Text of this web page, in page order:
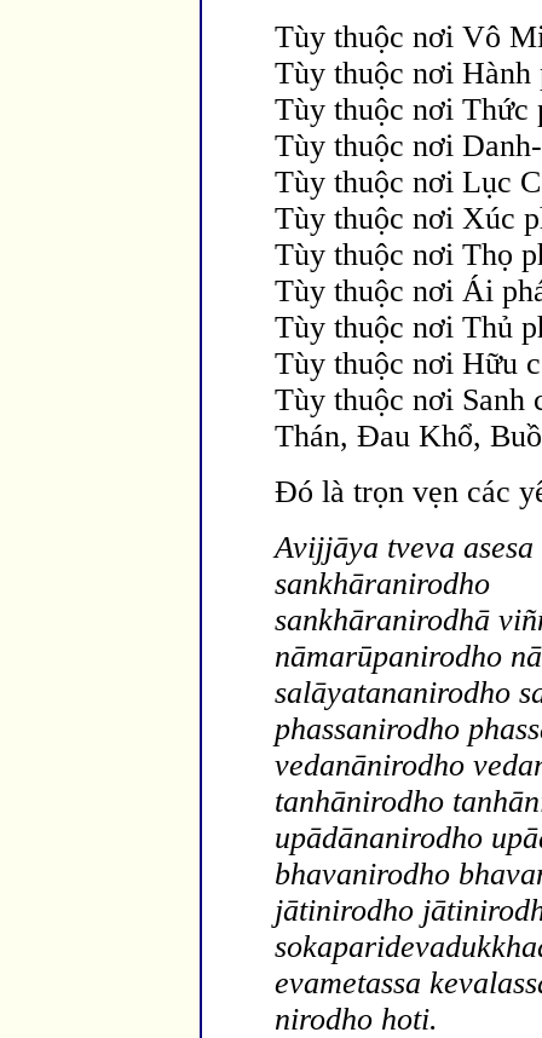
Tùy thuộc nơi Vô
Tùy thuộc nơi Hành
Tùy thuộc nơi Thức
Tùy thuộc nơi
Tùy thuộc nơi Lục C
Tùy thuộc nơi Xúc
Tùy thuộc nơi Thọ
Tùy thuộc nơi Ái
Tùy thuộc nơi Thủ
Tùy thuộc nơi Hữu
Tùy thuộc nơi Sanh
Thán, Đau Khổ,
Đó là trọn vẹn các
Avijjāya tveva
sankhāranirodho
sankhāranirodhā vi
nāmarūpanirodho
salāyatananirodho
phassanirodho
vedanānirodho
tanhānirodho tanh
upādānanirodho
bhavanirodho
jātinirodho
evametassa
nirodho hoti.